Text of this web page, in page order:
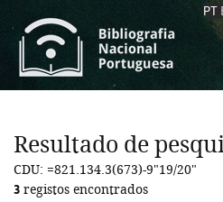
PT
Resultado de
CDU: =821.134.3(673)-9"19/20"
3 registos encontrados